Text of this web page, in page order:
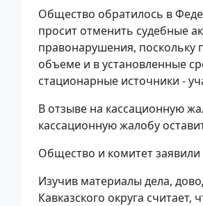
Общество обратилось в
просит отменить судебные
правонарушения, поскольку
объеме и в установленные
стационарные источники -
В отзыве на кассационную
кассационную жалобу
Общество и комитет заявили
Изучив материалы дела,
Кавказского округа